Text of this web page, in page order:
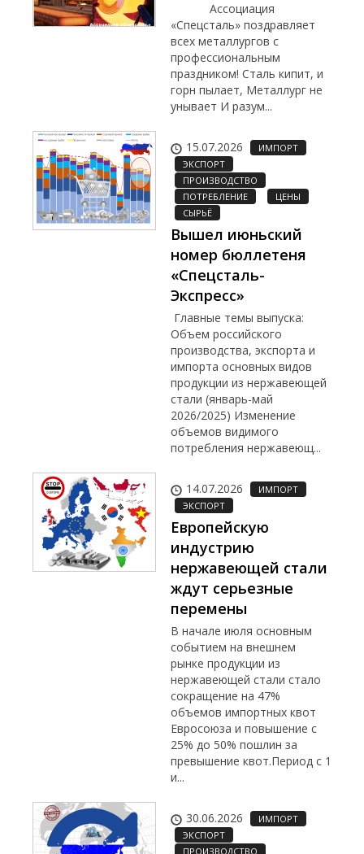
Ассоциация
«Спецсталь» поздравляет
всех металлургов с
профессиональным
праздником! Сталь кипит, и
горн пылает, Металлург не
унывает И разум...
15.07.2026
ИМПОРТ
ЭКСПОРТ
ПРОИЗВОДСТВО
ПОТРЕБЛЕНИЕ
ЦЕНЫ
СЫРЬЁ
Вышел июньский
номер бюллетеня
«Спецсталь-
Экспресс»
Главные темы выпуска:
Объем российского
производства, экспорта и
импорта основных видов
продукции из нержавеющей
стали (январь-май
2026/2025) Изменение
объемов видимого
потребления нержавеющ...
14.07.2026
ИМПОРТ
ЭКСПОРТ
Европейскую
индустрию
нержавеющей стали
ждут серьезные
перемены
В начале июля основным
событием на внешнем
рынке продукции из
нержавеющей стали стало
сокращение на 47%
объемов импортных квот
Евросоюза и повышение с
25% до 50% пошлин за
превышение квот.Период с 1
и...
30.06.2026
ИМПОРТ
ЭКСПОРТ
ПРОИЗВОДСТВО